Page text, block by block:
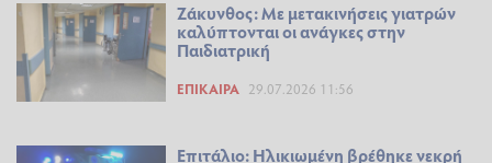
Ζάκυνθος: Με μετακινήσεις γιατρών
καλύπτονται οι ανάγκες στην
Παιδιατρική
ΕΠΊΚΑΙΡΑ 29.07.2026 11:56
Επιτάλιο: Ηλικιωμένη βρέθηκε νεκρή